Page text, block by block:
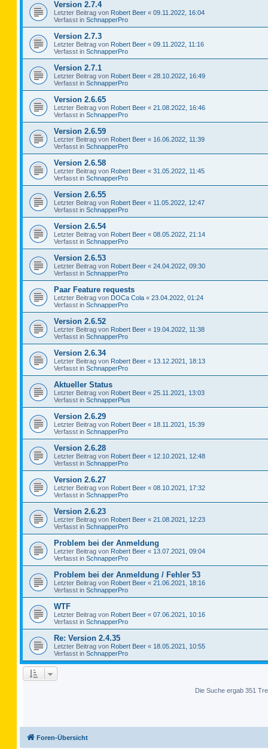
Version 2.7.4
Letzter Beitrag von Robert Beer « 09.11.2022, 16:04
Verfasst in SchnapperPro
Version 2.7.3
Letzter Beitrag von Robert Beer « 09.11.2022, 11:16
Verfasst in SchnapperPro
Version 2.7.1
Letzter Beitrag von Robert Beer « 28.10.2022, 16:49
Verfasst in SchnapperPro
Version 2.6.65
Letzter Beitrag von Robert Beer « 21.08.2022, 16:46
Verfasst in SchnapperPro
Version 2.6.59
Letzter Beitrag von Robert Beer « 16.06.2022, 11:39
Verfasst in SchnapperPro
Version 2.6.58
Letzter Beitrag von Robert Beer « 31.05.2022, 11:45
Verfasst in SchnapperPro
Version 2.6.55
Letzter Beitrag von Robert Beer « 11.05.2022, 12:47
Verfasst in SchnapperPro
Version 2.6.54
Letzter Beitrag von Robert Beer « 08.05.2022, 21:14
Verfasst in SchnapperPro
Version 2.6.53
Letzter Beitrag von Robert Beer « 24.04.2022, 09:30
Verfasst in SchnapperPro
Paar Feature requests
Letzter Beitrag von DOCa Cola « 23.04.2022, 01:24
Verfasst in SchnapperPro
Version 2.6.52
Letzter Beitrag von Robert Beer « 19.04.2022, 11:38
Verfasst in SchnapperPro
Version 2.6.34
Letzter Beitrag von Robert Beer « 13.12.2021, 18:13
Verfasst in SchnapperPro
Aktueller Status
Letzter Beitrag von Robert Beer « 25.11.2021, 13:03
Verfasst in SchnapperPlus
Version 2.6.29
Letzter Beitrag von Robert Beer « 18.11.2021, 15:39
Verfasst in SchnapperPro
Version 2.6.28
Letzter Beitrag von Robert Beer « 12.10.2021, 12:48
Verfasst in SchnapperPro
Version 2.6.27
Letzter Beitrag von Robert Beer « 08.10.2021, 17:32
Verfasst in SchnapperPro
Version 2.6.23
Letzter Beitrag von Robert Beer « 21.08.2021, 12:23
Verfasst in SchnapperPro
Problem bei der Anmeldung
Letzter Beitrag von Robert Beer « 13.07.2021, 09:04
Verfasst in SchnapperPro
Problem bei der Anmeldung / Fehler 53
Letzter Beitrag von Robert Beer « 21.06.2021, 18:16
Verfasst in SchnapperPro
WTF
Letzter Beitrag von Robert Beer « 07.06.2021, 10:16
Verfasst in SchnapperPro
Re: Version 2.4.35
Letzter Beitrag von Robert Beer « 18.05.2021, 10:55
Verfasst in SchnapperPro
Die Suche ergab 351
Foren-Übersicht